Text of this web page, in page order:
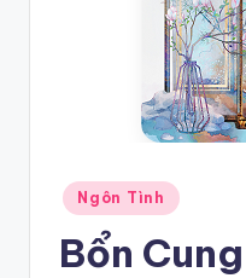
Posted
in
Ngôn Tình
Bổn